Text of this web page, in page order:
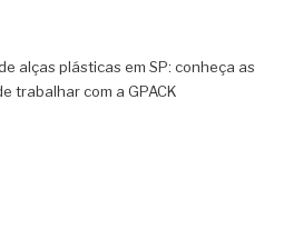
alças plásticas em SP: conheça as
trabalhar com a GPACK